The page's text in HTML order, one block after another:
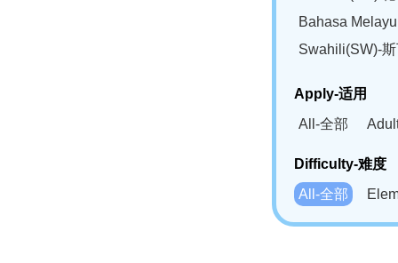
Bahasa
Swahili(SW)-
Apply-适用
All-全部
Difficulty-难度
All-全部